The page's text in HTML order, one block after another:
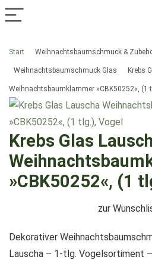
Start Weihnachtsbaumschmuck &
Weihnachtsbaumschmuck Glas Krebs
Weihnachtsbaumklammer »CBK50252«, (1
Krebs Glas
»CBK50252«, (1
zur
Dekorativer
Lauscha – 1-tlg. Vogelsortiment